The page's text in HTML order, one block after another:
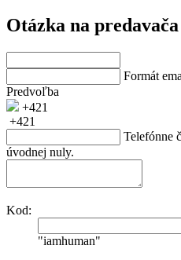
Otázka na predavača
Formát
Predvoľba
+421
+421
Telefónne
úvodnej nuly.
Kod:
"iamhuman"